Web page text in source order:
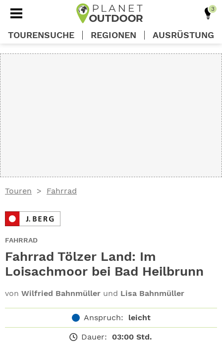
Touren Fahrrad
FAHRRAD
Fahrrad Tölzer Land: Im
Loisachmoor bei Bad Heilbrunn
von Wilfried Bahnmüller und Lisa Bahnmüller
Anspruch: leicht
Dauer: 03:00 Std.
TOURENSUCHE REGIONEN AUSRÜSTUNG
ABO
GEWINNEN
NEWSLETTER
SHOP